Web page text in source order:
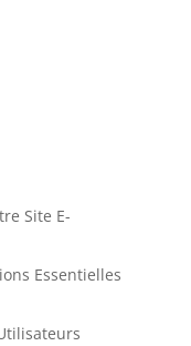
Site E-
Essentielles